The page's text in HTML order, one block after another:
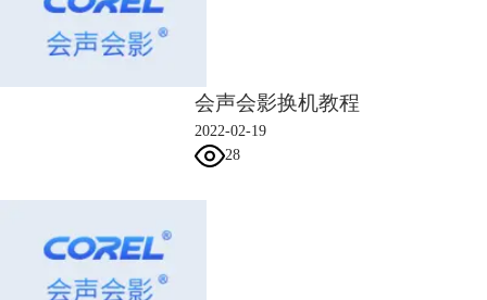
频使用的编码方式不支持。对于这种情况，建议下载QuickTime，大部分
视频编辑软件能通过QuickTime来实现编码支持。
二、会声会影导入视频只有声音
会声会影导入视频只有声音，可能与视频格式不支持有关，也可能与操作
有误有关。对于不同的情况，可通过以下方式解决：
如果是视频格式不支持，建议用格式工厂进行格式转换。一些视频格式虽
问题，用格式工厂转换一下，将mov转mov就可以了。
2.错误将视频添加在声音轨道
一个常见的错误操作是误将视频添加到会声会影的声音轨道。由于会声会
会声会影换机教程
2022-02-19
28